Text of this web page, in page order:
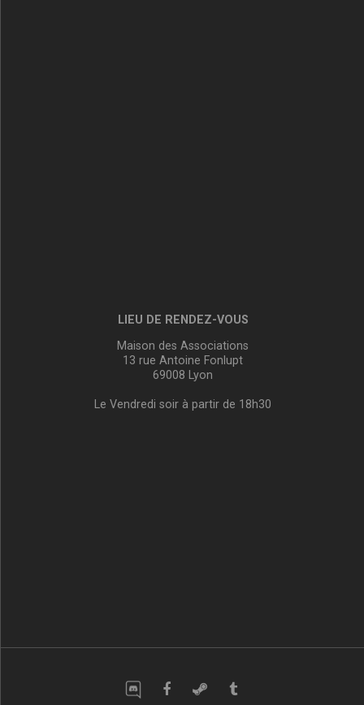
LIEU DE RENDEZ-VOUS
Maison des Associations
13 rue Antoine Fonlupt
69008 Lyon
Le Vendredi soir à partir de 18h30